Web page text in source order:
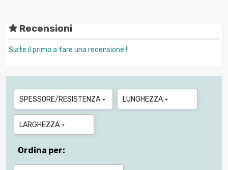
Recensioni
Siate il primo a fare una recensione !
SPESSORE/RESISTENZA  LUNGHEZZA 
LARGHEZZA 
Ordina per: